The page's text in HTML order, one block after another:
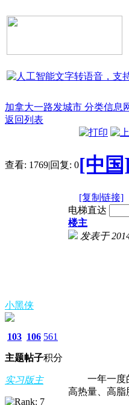
加拿大一路发城市 分类信息
返回列表
查看: 1769|回复: 0[中国]
[复制链接]
小黑侠
103
主题
106
帖子
561
积分
实习版主
电梯直达
楼主
发表于
一年一度
高热量、高脂